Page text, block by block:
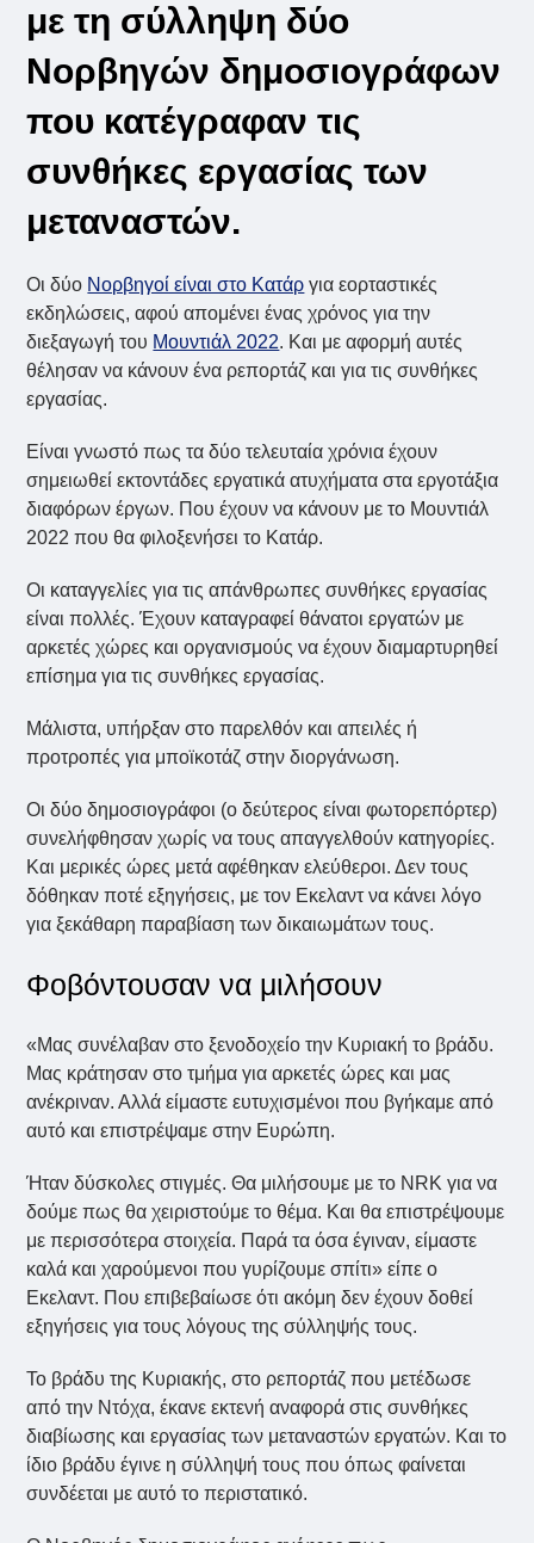
με τη σύλληψη δύο
Νορβηγών δημοσιογράφων
που κατέγραφαν τις
συνθήκες εργασίας των
μεταναστών.
Οι δύο Νορβηγοί είναι στο Κατάρ για εορταστικές
εκδηλώσεις, αφού απομένει ένας χρόνος για την
διεξαγωγή του Μουντιάλ 2022. Και με αφορμή αυτές
θέλησαν να κάνουν ένα ρεπορτάζ και για τις συνθήκες
εργασίας.
Είναι γνωστό πως τα δύο τελευταία χρόνια έχουν
σημειωθεί εκτοντάδες εργατικά ατυχήματα στα εργοτάξια
διαφόρων έργων. Που έχουν να κάνουν με το Μουντιάλ
2022 που θα φιλοξενήσει το Κατάρ.
Οι καταγγελίες για τις απάνθρωπες συνθήκες εργασίας
είναι πολλές. Έχουν καταγραφεί θάνατοι εργατών με
αρκετές χώρες και οργανισμούς να έχουν διαμαρτυρηθεί
επίσημα για τις συνθήκες εργασίας.
Μάλιστα, υπήρξαν στο παρελθόν και απειλές ή
προτροπές για μποϊκοτάζ στην διοργάνωση.
Οι δύο δημοσιογράφοι (ο δεύτερος είναι φωτορεπόρτερ)
συνελήφθησαν χωρίς να τους απαγγελθούν κατηγορίες.
Και μερικές ώρες μετά αφέθηκαν ελεύθεροι. Δεν τους
δόθηκαν ποτέ εξηγήσεις, με τον Εκελαντ να κάνει λόγο
για ξεκάθαρη παραβίαση των δικαιωμάτων τους.
Φοβόντουσαν να μιλήσουν
«Μας συνέλαβαν στο ξενοδοχείο την Κυριακή το βράδυ.
Μας κράτησαν στο τμήμα για αρκετές ώρες και μας
ανέκριναν. Αλλά είμαστε ευτυχισμένοι που βγήκαμε από
αυτό και επιστρέψαμε στην Ευρώπη.
Ήταν δύσκολες στιγμές. Θα μιλήσουμε με το NRK για να
δούμε πως θα χειριστούμε το θέμα. Και θα επιστρέψουμε
με περισσότερα στοιχεία. Παρά τα όσα έγιναν, είμαστε
καλά και χαρούμενοι που γυρίζουμε σπίτι» είπε ο
Εκελαντ. Που επιβεβαίωσε ότι ακόμη δεν έχουν δοθεί
εξηγήσεις για τους λόγους της σύλληψής τους.
Το βράδυ της Κυριακής, στο ρεπορτάζ που μετέδωσε
από την Ντόχα, έκανε εκτενή αναφορά στις συνθήκες
διαβίωσης και εργασίας των μεταναστών εργατών. Και το
ίδιο βράδυ έγινε η σύλληψή τους που όπως φαίνεται
συνδέεται με αυτό το περιστατικό.